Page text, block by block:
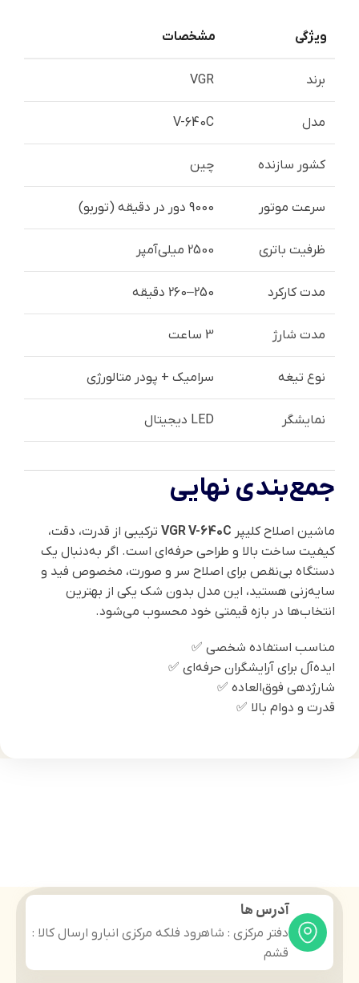
ویژگی مشخصات
برند VGR
مدل V-640C
کشور سازنده چین
سرعت موتور 9000 دور در دقیقه (توربو)
ظرفیت باتری 2500 میلی‌آمپر
مدت کارکرد 250–260 دقیقه
مدت شارژ 3 ساعت
نوع تیغه سرامیک + پودر متالورژی
نمایشگر LED دیجیتال
جمع‌بندی نهایی
ماشین اصلاح کلیپر VGR V-640C ترکیبی از قدرت، دقت،
کیفیت ساخت بالا و طراحی حرفه‌ای است. اگر به‌دنبال یک
دستگاه بی‌نقص برای اصلاح سر و صورت، مخصوص فید و
سایه‌زنی هستید، این مدل بدون شک یکی از بهترین
انتخاب‌ها در بازه قیمتی خود محسوب می‌شود.
مناسب استفاده شخصی ✅
ایده‌آل برای آرایشگران حرفه‌ای ✅
شارژدهی فوق‌العاده ✅
قدرت و دوام بالا ✅
آدرس ها
دفتر مرکزی : شاهرود فلکه مرکزی انبارو ارسال کالا :
قشم